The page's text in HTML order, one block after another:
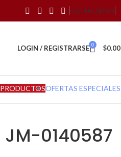
CONTÁCTENOS
LOGIN / REGISTRARSE 0 $0.00
OFERTAS ESPECIALES
JM-0140587